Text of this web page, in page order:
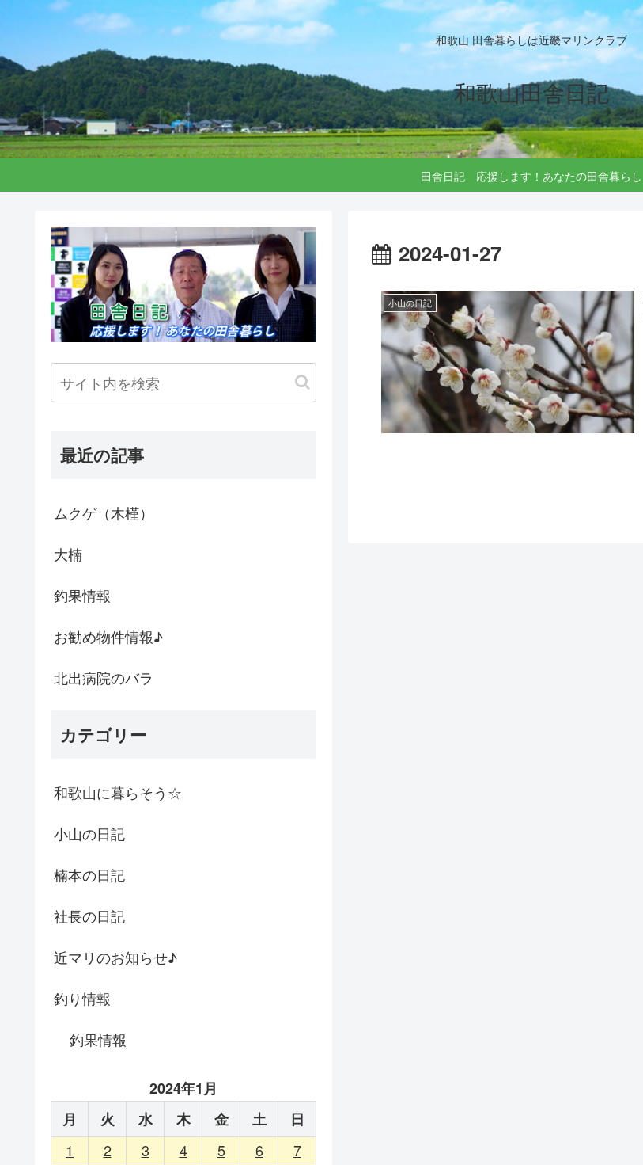
和歌山 田舎暮らしは近畿マリンクラブ
和歌山田舎日記
田舎日記 応援します！あなたの田舎暮らし
2024-01-27
小山の日記
最近の記事
ムクゲ（木槿）
大楠
釣果情報
お勧め物件情報♪
北出病院のバラ
カテゴリー
和歌山に暮らそう☆
小山の日記
楠本の日記
社長の日記
近マリのお知らせ♪
釣り情報
釣果情報
2024年1月
月
火 水 木 金 土
日
1
2 3 4 5 6
7